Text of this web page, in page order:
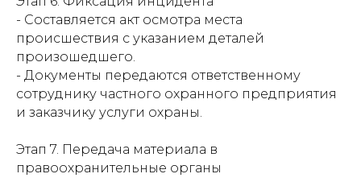
- Составляется акт осмотра места
происшествия с указанием деталей
произошедшего.
- Документы передаются ответственному
сотруднику частного охранного предприятия
и заказчику услуги охраны.
Этап 7. Передача материала в
правоохранительные органы